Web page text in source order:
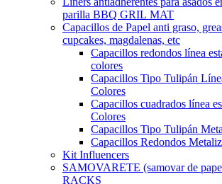
parilla BBQ GRIL MAT
Capacillos de Papel anti graso,
cupcakes, magdalenas, etc
Capacillos redondos línea
colores
Capacillos Tipo Tulipán
Colores
Capacillos cuadrados línea
Colores
Capacillos Tipo Tulipán
Capacillos Redondos
Kit Influencers
SAMOVARETE (samovar de
RACKS